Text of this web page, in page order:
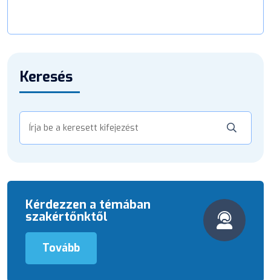
Keresés
Kérdezzen a témában
szakértőnktől
Tovább